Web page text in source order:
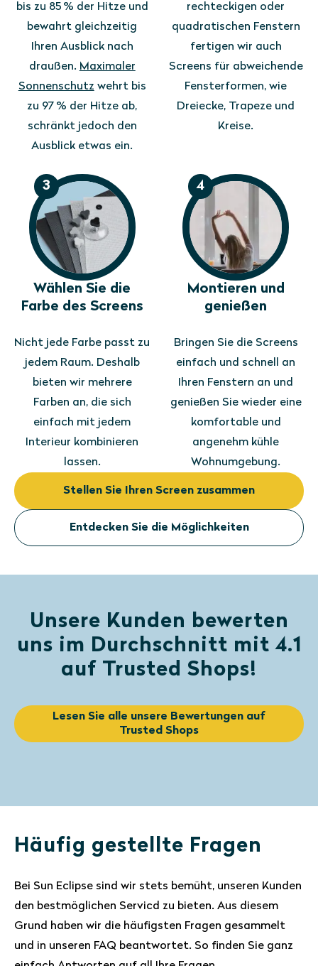
bis zu 85 % der Hitze und
bewahrt gleichzeitig
Ihren Ausblick nach
draußen. Maximaler
Sonnenschutz wehrt bis
zu 97 % der Hitze ab,
schränkt jedoch den
Ausblick etwas ein.
rechteckigen oder
quadratischen Fenstern
fertigen wir auch
Screens für abweichende
Fensterformen, wie
Dreiecke, Trapeze und
Kreise.
3
Wählen Sie die
Farbe des Screens
Nicht jede Farbe passt zu
jedem Raum. Deshalb
bieten wir mehrere
Farben an, die sich
einfach mit jedem
Interieur kombinieren
lassen.
4
Montieren und
genießen
Bringen Sie die Screens
einfach und schnell an
Ihren Fenstern an und
genießen Sie wieder eine
komfortable und
angenehm kühle
Wohnumgebung.
Stellen Sie Ihren Screen zusammen
Entdecken Sie die Möglichkeiten
Unsere Kunden bewerten
uns im Durchschnitt mit 4.1
auf Trusted Shops!
Lesen Sie alle unsere Bewertungen auf
Trusted Shops
Häufig gestellte Fragen
Bei Sun Eclipse sind wir stets bemüht, unseren Kunden
den bestmöglichen Servicd zu bieten. Aus diesem
Grund haben wir die häufigsten Fragen gesammelt
und in unseren FAQ beantwortet. So finden Sie ganz